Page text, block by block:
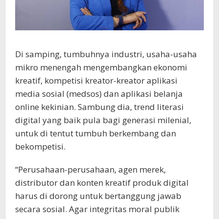
Di samping, tumbuhnya industri, usaha-usaha
mikro menengah mengembangkan ekonomi
kreatif, kompetisi kreator-kreator aplikasi
media sosial (medsos) dan aplikasi belanja
online kekinian. Sambung dia, trend literasi
digital yang baik pula bagi generasi milenial,
untuk di tentut tumbuh berkembang dan
bekompetisi.
“Perusahaan-perusahaan, agen merek,
distributor dan konten kreatif produk digital
harus di dorong untuk bertanggung jawab
secara sosial. Agar integritas moral publik